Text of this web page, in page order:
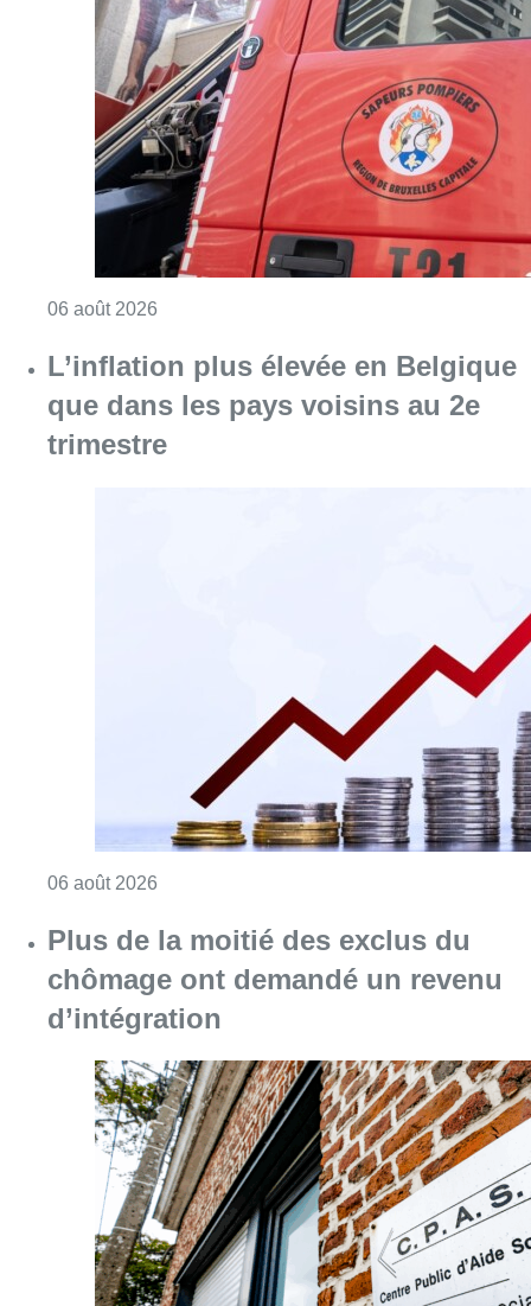
06 août 2026
L’inflation plus élevée en Belgique
que dans les pays voisins au 2e
trimestre
06 août 2026
Plus de la moitié des exclus du
chômage ont demandé un revenu
d’intégration